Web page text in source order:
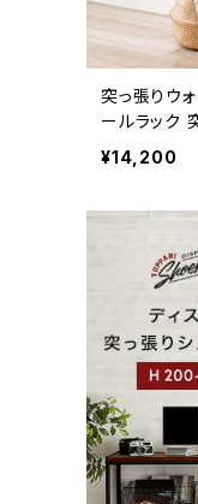
突っ張りウ
ールラック
模様替え
¥14,200